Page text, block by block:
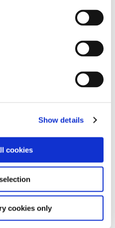
Show details
cookies
cookies only
Informationen